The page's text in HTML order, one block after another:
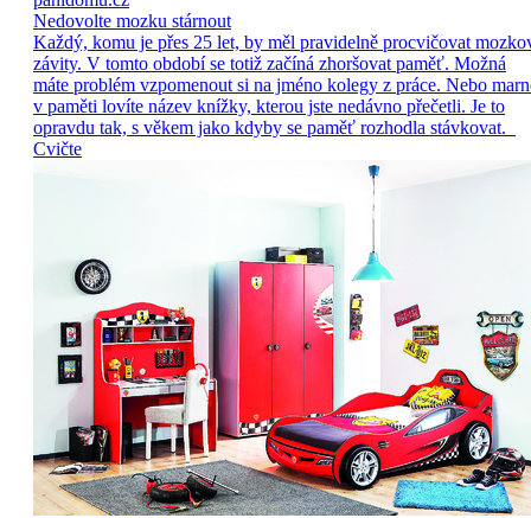
Nedovolte mozku stárnout
Každý, komu je přes 25 let, by měl pravidelně procvičovat
závity. V tomto období se totiž začíná zhoršovat paměť. Možná
máte problém vzpomenout si na jméno kolegy z práce. Nebo
v paměti lovíte název knížky, kterou jste nedávno přečetli. Je to
opravdu tak, s věkem jako kdyby se paměť rozhodla stávkovat.
Cvičte